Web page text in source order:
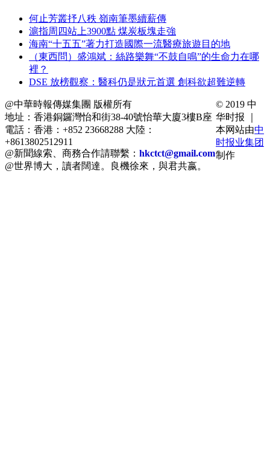
何止芳叢抒八秩 嶺南筆墨續薪傳
滬指周四站上3900點 煤炭板塊走強
海南“十五五”著力打造國際一流醫療旅遊目的地
（東西問）盛鴻斌：絲路樂舞“不鼓自鳴”的生命力在哪
裡？
DSE 放榜觀察：醫科仍是狀元首選 創科欲超難逆轉
@中華時報傳媒集團 版權所有
地址：香港銅鑼灣怡和街38-40號怡華大廈3樓B座
電話：香港：+852 23668288 大陸：
+8613802512911
@新聞線索、商務合作請聯繫： hkctct@gmail.com
@世界博大，讀者闊達。良機徐來，與君共嬴。
© 2019 中
华时报 ｜
本网站由中
时报业集团
制作